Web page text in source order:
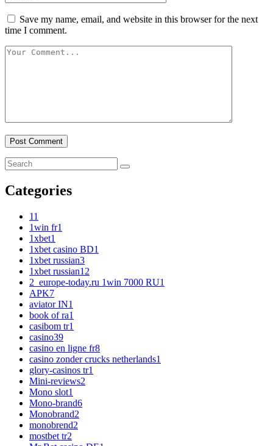
Save my name, email, and website in this browser for the next
time I comment.
Categories
11
1win fr1
1xbet1
1xbet casino BD1
1xbet russian3
1xbet russian1 2
2_europe-today.ru 1win 7000 RU1
APK7
aviator IN1
book of ra1
casibom tr1
casino39
casino en ligne fr8
casino zonder crucks netherlands1
glory-casinos tr1
Mini-reviews2
Mono slot1
Mono-brand6
Monobrand2
monobrend2
mostbet tr2